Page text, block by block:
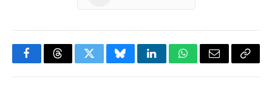
F
T
T
B
L
W
E
C